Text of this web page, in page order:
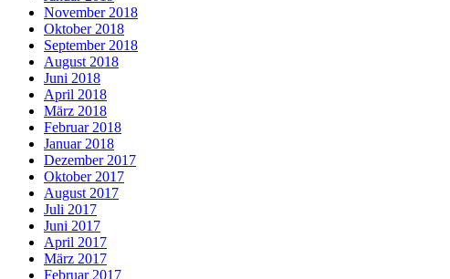
November 2018
Oktober 2018
September 2018
August 2018
Juni 2018
April 2018
März 2018
Februar 2018
Januar 2018
Dezember 2017
Oktober 2017
August 2017
Juli 2017
Juni 2017
April 2017
März 2017
Februar 2017